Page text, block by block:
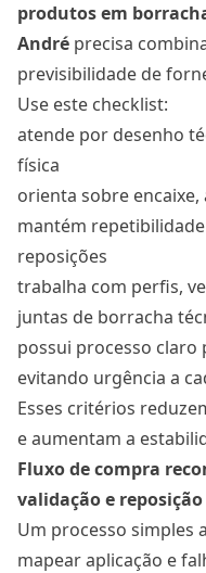
produtos em
André precisa
previsibilidade de
Use este checklist:
atende por desenho
física
orienta sobre
mantém
reposições
trabalha com perfis,
juntas de borracha
possui processo claro
evitando urgência a
Esses critérios
e aumentam a
Fluxo de compra
validação e reposição
Um processo simples
mapear aplicação e